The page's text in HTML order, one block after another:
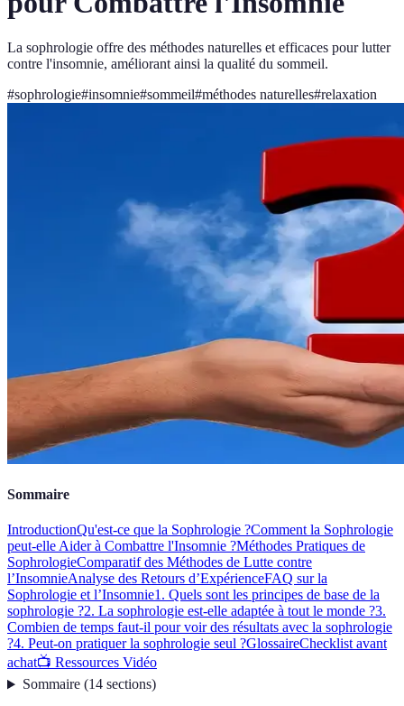
La sophrologie offre des méthodes naturelles et efficaces pour lutter
contre l'insomnie, améliorant ainsi la qualité du sommeil.
#sophrologie#insomnie#sommeil#méthodes naturelles#relaxation
Sommaire
IntroductionQu'est-ce que la Sophrologie ?Comment la Sophrologie
peut-elle Aider à Combattre l'Insomnie ?Méthodes Pratiques de
SophrologieComparatif des Méthodes de Lutte contre
l’InsomnieAnalyse des Retours d’ExpérienceFAQ sur la
Sophrologie et l’Insomnie1. Quels sont les principes de base de la
sophrologie ?2. La sophrologie est-elle adaptée à tout le monde ?3.
Combien de temps faut-il pour voir des résultats avec la sophrologie
?4. Peut-on pratiquer la sophrologie seul ?GlossaireChecklist avant
achat📺 Ressources Vidéo
Sommaire(14 sections)